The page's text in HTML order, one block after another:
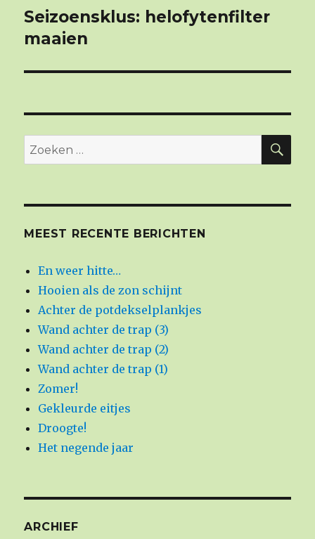
Volgend
bericht:
Seizoensklus: helofytenfilter
maaien
Zoeken
naar:
MEEST RECENTE BERICHTEN
En weer hitte…
Hooien als de zon schijnt
Achter de potdekselplankjes
Wand achter de trap (3)
Wand achter de trap (2)
Wand achter de trap (1)
Zomer!
Gekleurde eitjes
Droogte!
Het negende jaar
ARCHIEF